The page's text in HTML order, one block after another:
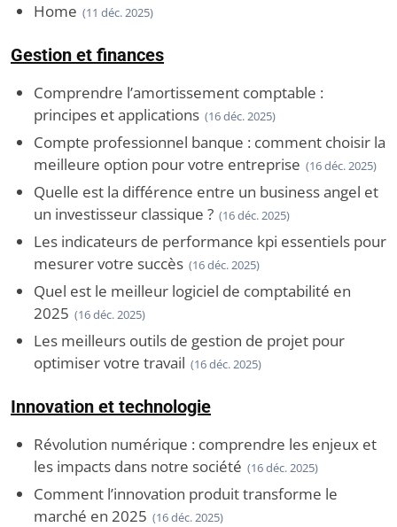
Home (11 déc. 2025)
Gestion et finances
Comprendre l’amortissement comptable :
principes et applications (16 déc. 2025)
Compte professionnel banque : comment choisir la
meilleure option pour votre entreprise (16 déc. 2025)
Quelle est la différence entre un business angel et
un investisseur classique ? (16 déc. 2025)
Les indicateurs de performance kpi essentiels pour
mesurer votre succès (16 déc. 2025)
Quel est le meilleur logiciel de comptabilité en
2025 (16 déc. 2025)
Les meilleurs outils de gestion de projet pour
optimiser votre travail (16 déc. 2025)
Innovation et technologie
Révolution numérique : comprendre les enjeux et
les impacts dans notre société (16 déc. 2025)
Comment l’innovation produit transforme le
marché en 2025 (16 déc. 2025)